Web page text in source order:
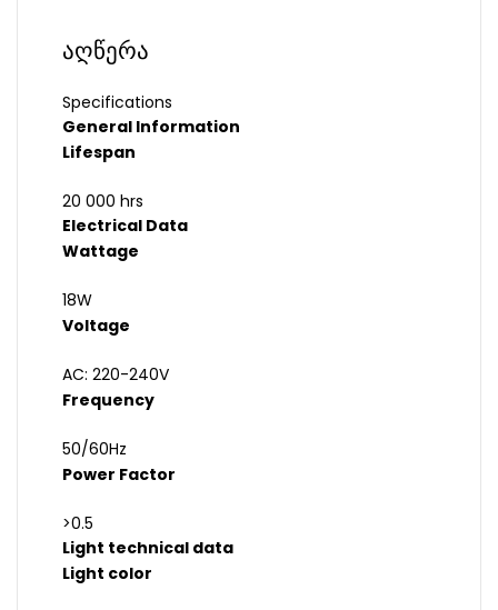
აღწერა
Specifications
General Information
Lifespan
20 000 hrs
Electrical Data
Wattage
18W
Voltage
AC: 220-240V
Frequency
50/60Hz
Power Factor
>0.5
Light technical data
Light color